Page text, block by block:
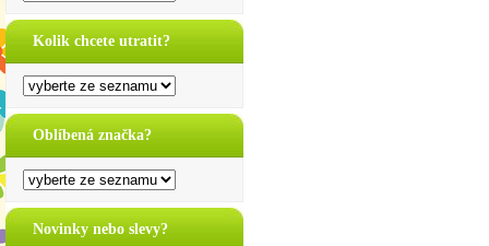
Kolik chcete utratit?
Oblíbená značka?
Novinky nebo slevy?